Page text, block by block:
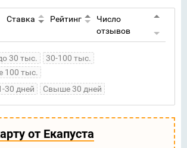
Ставка Рейтинг
Число
отзывов
30 тыс.
30-100 тыс.
100 тыс.
30 дней Свыше 30 дней
от Екапуста